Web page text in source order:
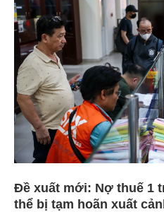
Đề xuất mới: Nợ thuế 1
thể bị tạm hoãn xuất